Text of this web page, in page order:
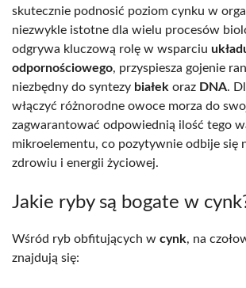
skutecznie podnosić poziom cynku w
niezwykle istotne dla wielu procesów
odgrywa kluczową rolę w wsparciu
odpornościowego, przyspiesza gojenie
niezbędny do syntezy białek oraz DNA.
włączyć różnorodne owoce morza do
zagwarantować odpowiednią ilość tego
mikroelementu, co pozytywnie odbije się
zdrowiu i energii życiowej.
Jakie ryby są bogate w
Wśród ryb obfitujących w cynk, na
znajdują się: